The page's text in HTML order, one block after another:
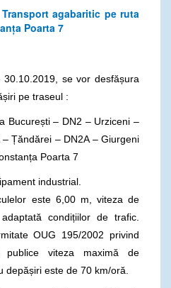
agabaritic pe ruta
Poarta 7
se vor desfășura
pe traseul :
București – DN2 – Urziceni –
Țăndărei – DN2A – Giurgeni
Poarta 7
industrial.
este 6,00 m, viteza de
condițiilor de trafic.
OUG 195/2002 privind
publice viteza maximă de
depășiri este de 70 km/oră.